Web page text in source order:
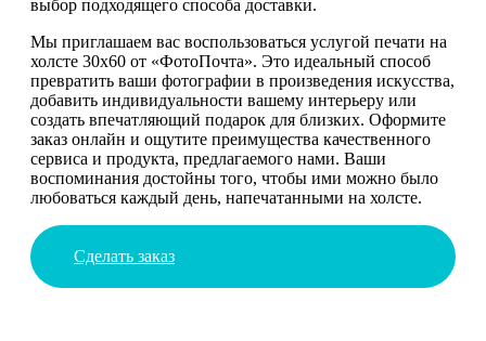
выбор подходящего способа доставки.
Мы приглашаем вас воспользоваться услугой печати на
холсте 30х60 от «ФотоПочта». Это идеальный способ
превратить ваши фотографии в произведения искусства,
добавить индивидуальности вашему интерьеру или
создать впечатляющий подарок для близких. Оформите
заказ онлайн и ощутите преимущества качественного
сервиса и продукта, предлагаемого нами. Ваши
воспоминания достойны того, чтобы ими можно было
любоваться каждый день, напечатанными на холсте.
Сделать заказ